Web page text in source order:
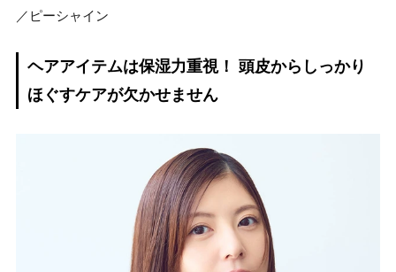
／ピーシャイン
ヘアアイテムは保湿力重視！ 頭皮からしっかり
ほぐすケアが欠かせません